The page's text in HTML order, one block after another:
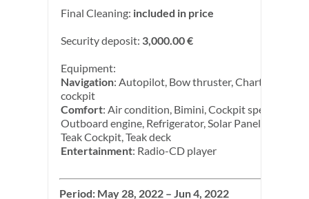
Final Cleaning: included in price
Security deposit: 3,000.00 €
Equipment:
Navigation: Autopilot, Bow thruster, Chart plotter in
cockpit
Comfort: Air condition, Bimini, Cockpit speakers,
Outboard engine, Refrigerator, Solar Panels,
Teak Cockpit, Teak deck
Entertainment: Radio-CD player
Period: May 28, 2022 – Jun 4, 2022